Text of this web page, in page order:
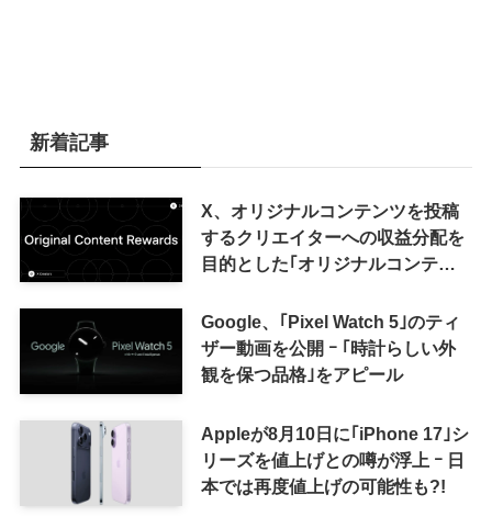
新着記事
X、オリジナルコンテンツを投稿
するクリエイターへの収益分配を
目的とした｢オリジナルコンテン
来の｢収益分配｣は廃止
Google、｢Pixel Watch 5｣のティ
ザー動画を公開 ｰ ｢時計らしい外
観を保つ品格｣をアピール
Appleが8月10日に｢iPhone 17｣シ
リーズを値上げとの噂が浮上 ｰ 日
本では再度値上げの可能性も?!